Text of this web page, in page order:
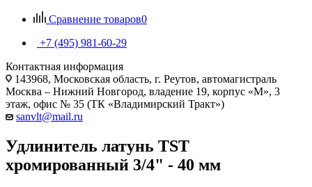
Сравнение товаров0
+7 (495) 981-60-29
Контактная информация
143968, Московская область, г. Реутов, автомагистраль
Москва – Нижний Новгород, владение 19, корпус «М», 3
этаж, офис № 35 (ТК «Владимирский Тракт»)
sanvlt@mail.ru
Удлинитель латунь TST
хромированный 3/4" - 40 мм